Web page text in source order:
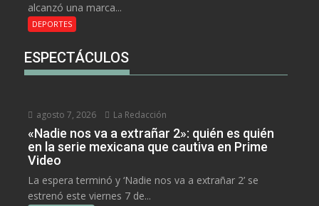
alcanzó una marca...
DEPORTES
ESPECTÁCULOS
agosto 7, 2026 La Redacción
«Nadie nos va a extrañar 2»: quién es quién
en la serie mexicana que cautiva en Prime
Video
La espera terminó y ‘Nadie nos va a extrañar 2’ se
estrenó este viernes 7 de...